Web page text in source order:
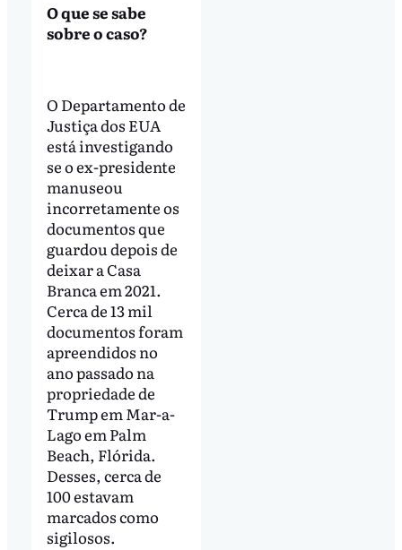
O que se sabe
sobre o caso?
O Departamento de
Justiça dos EUA
está investigando
se o ex-presidente
manuseou
incorretamente os
documentos que
guardou depois de
deixar a Casa
Branca em 2021.
Cerca de 13 mil
documentos foram
apreendidos no
ano passado na
propriedade de
Trump em Mar-a-
Lago em Palm
Beach, Flórida.
Desses, cerca de
100 estavam
marcados como
sigilosos.